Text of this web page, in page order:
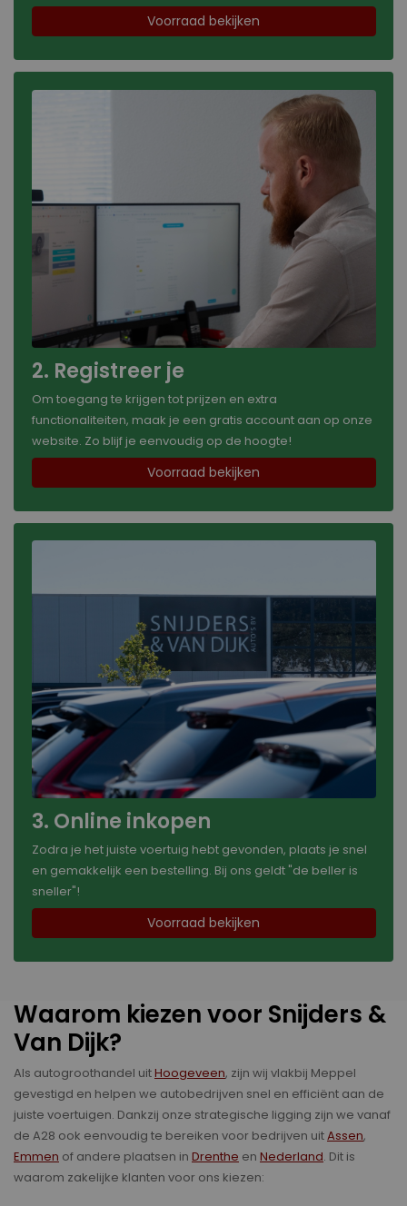
Voorraad bekijken
2. Registreer je
Om toegang te krijgen tot prijzen en extra
functionaliteiten, maak je een gratis account aan op onze
website. Zo blijf je eenvoudig op de hoogte!
Voorraad bekijken
3. Online inkopen
Zodra je het juiste voertuig hebt gevonden, plaats je snel
en gemakkelijk een bestelling. Bij ons geldt "de beller is
sneller"!
Voorraad bekijken
Waarom kiezen voor Snijders &
Van Dijk?
Als autogroothandel uitHoogeveen, zijn wij vlakbij Meppel
gevestigd en helpen we autobedrijven snel en efficiënt aan de
juiste voertuigen. Dankzij onze strategische ligging zijn we vanaf
de A28 ook eenvoudig te bereiken voor bedrijven uitAssen,
Emmen of andere plaatsen in Drenthe en Nederland. Dit is
waarom zakelijke klanten voor ons kiezen: